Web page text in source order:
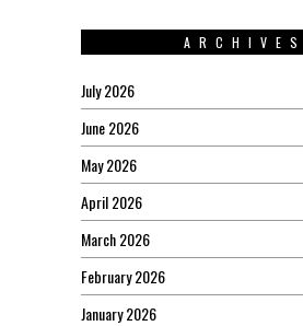
ARCHIVES
July 2026
June 2026
May 2026
April 2026
March 2026
February 2026
January 2026